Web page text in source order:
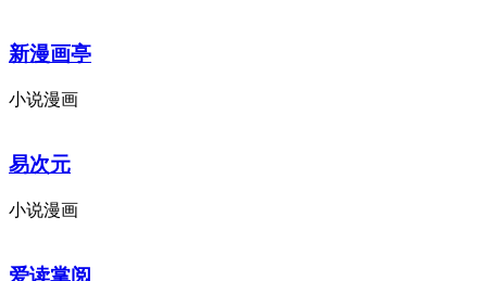
新漫画亭
小说漫画
易次元
小说漫画
爱读掌阅